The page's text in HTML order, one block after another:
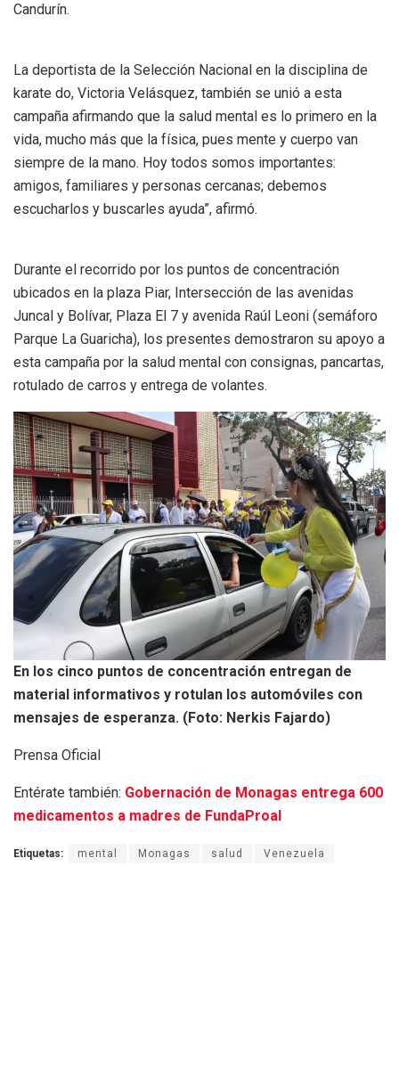
Candurín.
La deportista de la Selección Nacional en la disciplina de
karate do, Victoria Velásquez, también se unió a esta
campaña afirmando que la salud mental es lo primero en la
vida, mucho más que la física, pues mente y cuerpo van
siempre de la mano. Hoy todos somos importantes:
amigos, familiares y personas cercanas; debemos
escucharlos y buscarles ayuda”, afirmó.
Durante el recorrido por los puntos de concentración
ubicados en la plaza Piar, Intersección de las avenidas
Juncal y Bolívar, Plaza El 7 y avenida Raúl Leoni (semáforo
Parque La Guaricha), los presentes demostraron su apoyo a
esta campaña por la salud mental con consignas, pancartas,
rotulado de carros y entrega de volantes.
En los cinco puntos de concentración entregan de
material informativos y rotulan los automóviles con
mensajes de esperanza. (Foto: Nerkis Fajardo)
Prensa Oficial
Entérate también: Gobernación de Monagas entrega 600
medicamentos a madres de FundaProal
Etiquetas: mental Monagas salud Venezuela